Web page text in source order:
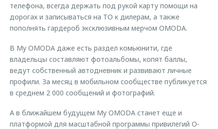
телефона, всегда держать под рукой карту помощи на
дорогах и записываться на ТО к дилерам, а также
пополнять гардероб эксклюзивным мерчом OMODA.
В My OMODA даже есть раздел комьюнити, где
владельцы составляют фотоальбомы, копят баллы,
ведут собственный автодневник и развивают личные
профили. За месяц в мобильном сообществе публикуется
в среднем 2 000 сообщений и фотографий.
А в ближайшем будущем My OMODA станет еще и
платформой для масштабной программы привилегий O-